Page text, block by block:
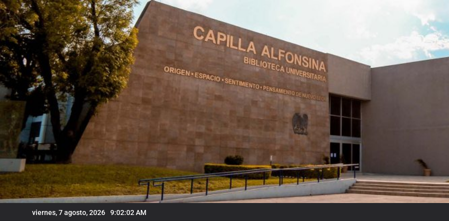
Skip
to
content
viernes, 7 agosto, 2026 9:02:03 AM
Raquel Tibol: “Reyes ponía